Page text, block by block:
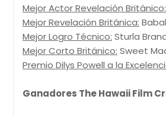
Mejor Actor Revelación Británico:
Mejor Revelación Británica:
Mejor Logro Técnico: Sturla
Mejor Corto Británico: Sweet
Premio Dilys Powell a la
Ganadores The Hawaii Film